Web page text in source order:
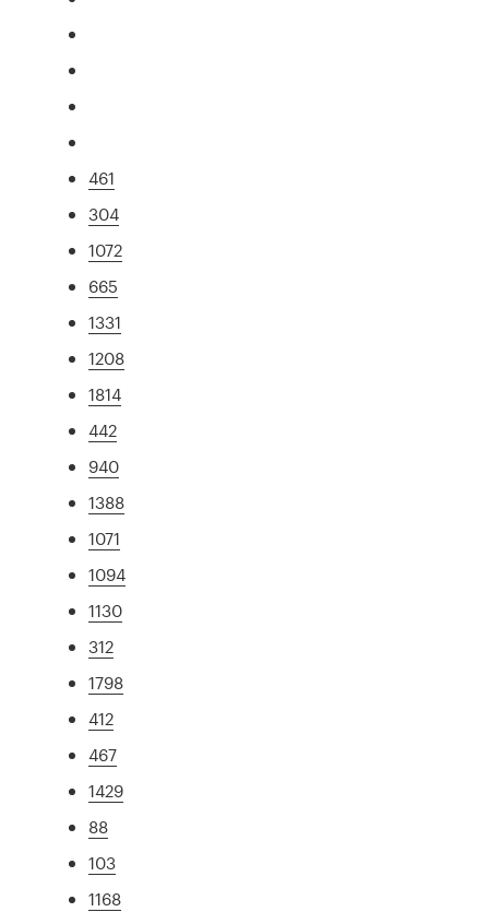
461
304
1072
665
1331
1208
1814
442
940
1388
1071
1094
1130
312
1798
412
467
1429
88
103
1168